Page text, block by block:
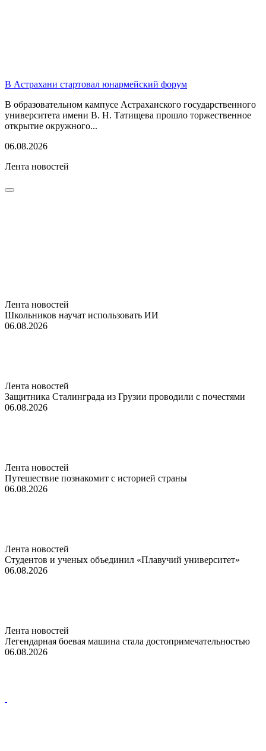
В Астрахани стартовал юнармейский форум
В образовательном кампусе Астраханского государственного
университета имени В. Н. Татищева прошло торжественное
открытие окружного...
06.08.2026
Лента новостей
Лента новостей
Школьников научат использовать ИИ
06.08.2026
Лента новостей
Защитника Сталинграда из Грузии проводили с почестями
06.08.2026
Лента новостей
Путешествие познакомит с историей страны
06.08.2026
Лента новостей
Студентов и ученых объединил «Плавучий университет»
06.08.2026
Лента новостей
Легендарная боевая машина стала достопримечательностью
06.08.2026